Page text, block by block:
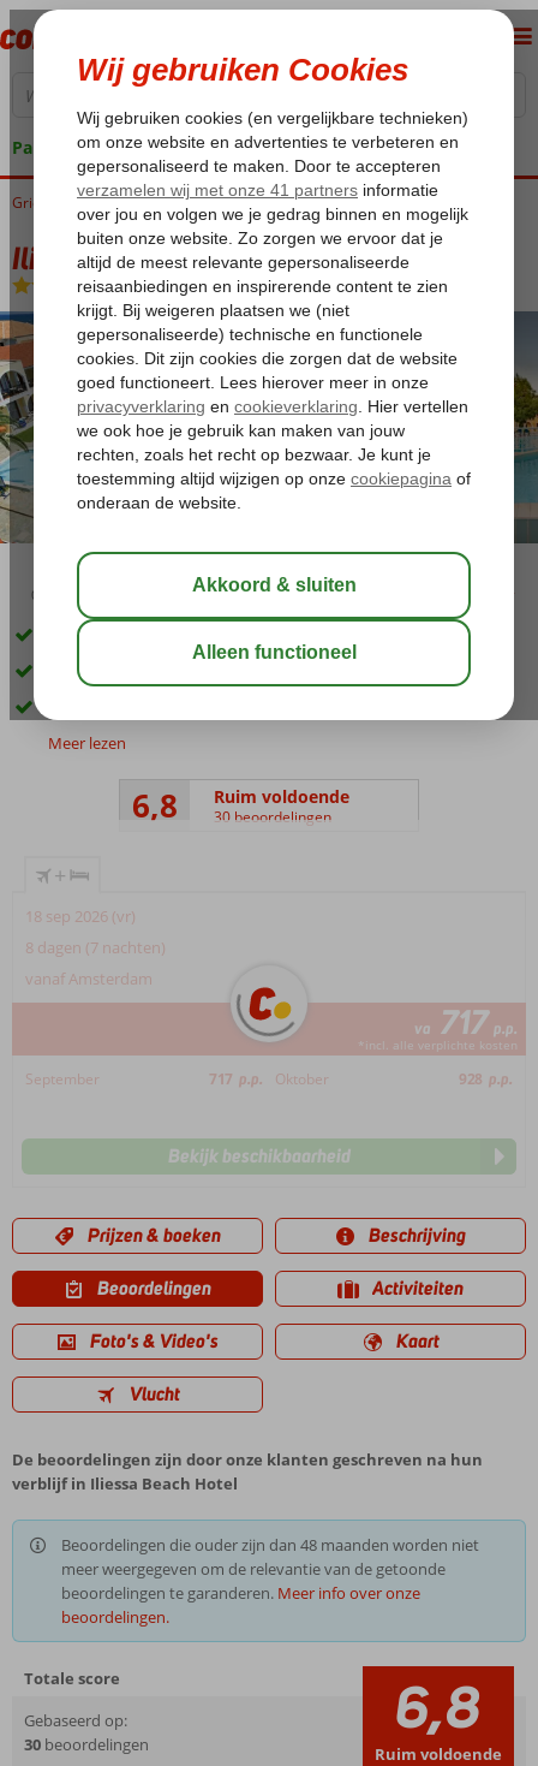
Pakketgarantie
Home
Griekenland Zakynthos Argassi Iliessa Beach Hotel
Iliessa Beach Hotel
Logies en ontbijt -Hotel
03:05
Direct aan het strand
Gelegen in het rustige Argassi
Meer lezen
6,8 Ruim voldoende
30 beoordelingen
+
18 sep 2026 (vr)
8 dagen (7 nachten)
vanaf Amsterdam
va 717 p.p.
*incl. alle verplichte kosten
September 717 p.p. Oktober 928 p.p.
Bekijk beschikbaarheid
Prijzen & boeken Beschrijving
Beoordelingen Activiteiten
Foto's & Video's Kaart
Vlucht
De beoordelingen zijn door onze klanten geschreven na hun
verblijf in Iliessa Beach Hotel
Beoordelingen die ouder zijn dan 48 maanden worden niet
meer weergegeven om de relevantie van de getoonde
beoordelingen te garanderen. Meer info over onze
beoordelingen.
Totale score
Gebaseerd op:
30 beoordelingen 6,8
Ruim voldoende